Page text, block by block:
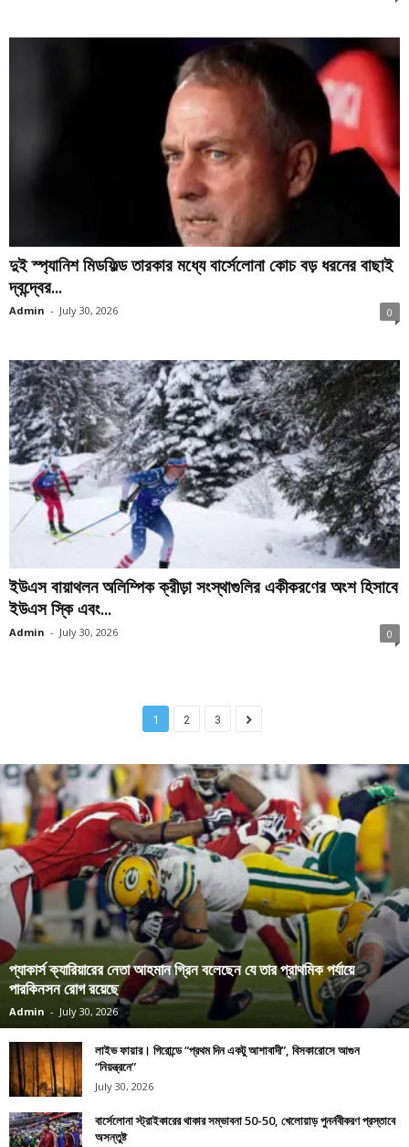
দুই স্প্যানিশ মিডফিল্ড তারকার মধ্যে বার্সেলোনা কোচ বড় ধরনের বাছাই
দ্বন্দ্বের...
Admin - July 30, 2026 0
ইউএস বায়াথলন অলিম্পিক ক্রীড়া সংস্থাগুলির একীকরণের অংশ হিসাবে
ইউএস স্কি এবং...
Admin - July 30, 2026 0
1 2 3
প্যাকার্স ক্যারিয়ারের নেতা আহমান গ্রিন বলেছেন যে তার প্রাথমিক পর্যায়ে
পারকিনসন রোগ রয়েছে
Admin - July 30, 2026
লাইভ ফায়ার। গিরোন্ডে “প্রথম দিন একটু আশাবাদী”, বিসকারোসে আগুন
“নিয়ন্ত্রনে”
July 30, 2026
বার্সেলোনা স্ট্রাইকারের থাকার সম্ভাবনা 50-50, খেলোয়াড় পুনর্নবীকরণ প্রস্তাবে
অসন্তুষ্ট